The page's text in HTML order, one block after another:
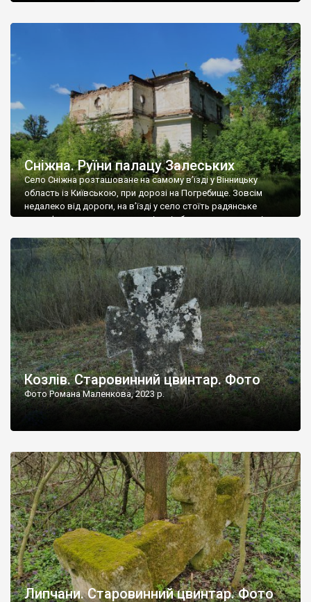
Наддністрянське відрізняється від більшості навколишніх
сіл. У селі є мурована Михайлівська церква. Точної дати […]
Сніжна. Руїни палацу Залеських
Село Сніжна розташоване на самому в’їзді у Вінницьку
область із Київською, при дорозі на Погребище. Зовсім
недалеко від дороги, на в’їзді у село стоїть радянське
рельєфне пано, яке показує жінку і яблуню, а трохи далі, десь
не видно, але видно дві стареньких колії у траві – […]
Козлів. Старовинний цвинтар. Фото
Фото Романа Маленкова, 2023 р.
Липчани. Старовинний цвинтар. Фото